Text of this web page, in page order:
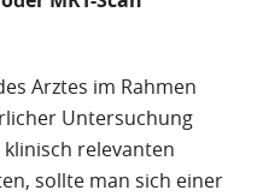
Arztes im Rahmen
Untersuchung
relevanten
sollte man sich einer